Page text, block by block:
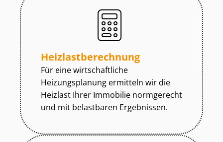
Heiz­last­be­rech­nung
Für eine wirtschaftliche
Heizungsplanung ermitteln wir die
Heizlast Ihrer Immobilie normgerecht
und mit belastbaren Ergebnissen.